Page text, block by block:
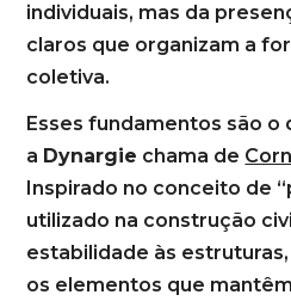
individuais, mas da
claros que organizam a
coletiva.
Esses fundamentos são o
a Dynargie chama de
Inspirado no conceito de
utilizado na construção
estabilidade às
os elementos que